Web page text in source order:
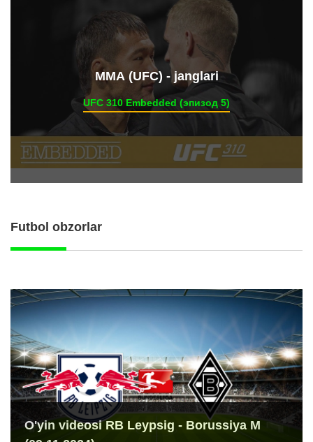
ММА (UFC) - janglari
UFC 310 Embedded (эпизод 5)
Futbol obzorlar
O'yin videosi RB Leypsig - Borussiya M